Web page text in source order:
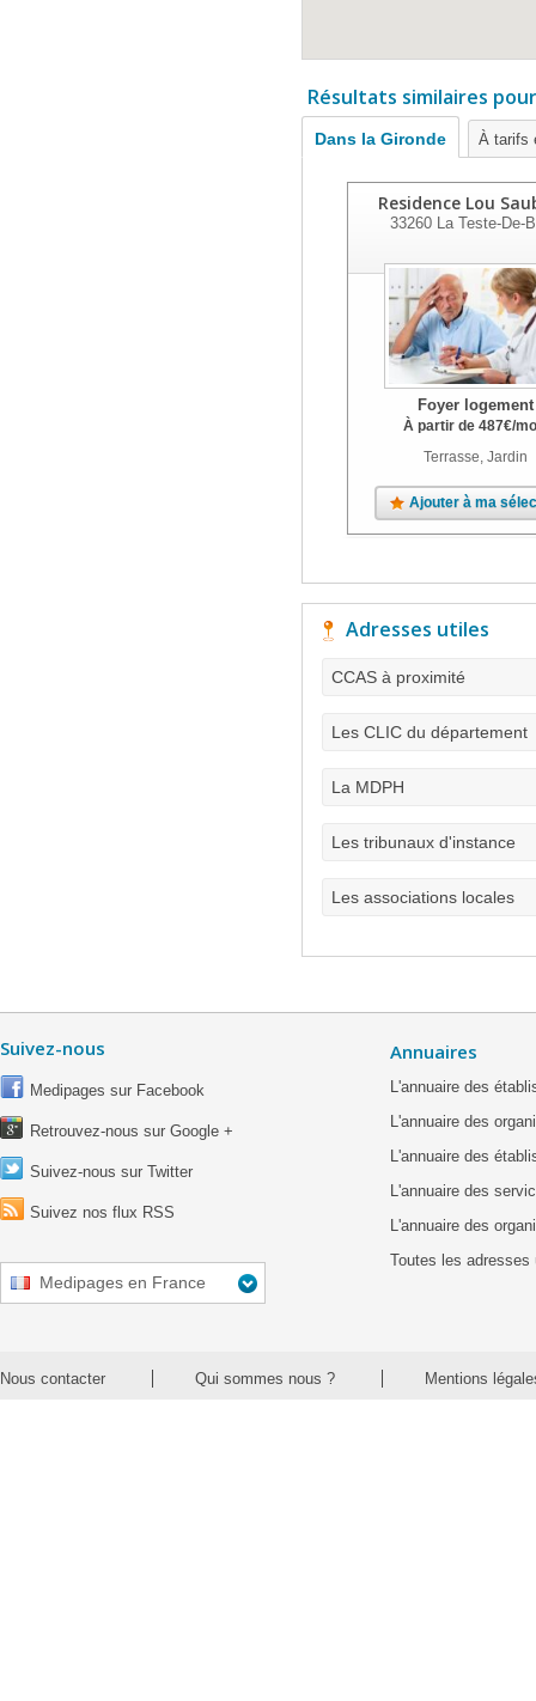
Résultats similaires
Dans la Gironde À tarifs
Residence Lou
33260 La Teste-De-
Foyer logement
À partir de 487€/
Terrasse, Jardin
Ajouter à ma
Adresses utiles
CCAS à proximité
Les CLIC du département
La MDPH
Les tribunaux d'instance
Les associations locales
Suivez-nous
Medipages sur Facebook
Retrouvez-nous sur Google +
Suivez-nous sur Twitter
Suivez nos flux RSS
Medipages en France
Annuaires
L'annuaire des
L'annuaire des
L'annuaire des
L'annuaire des
L'annuaire des
Toutes les adresses
Nous contacter Qui sommes nous ? Mentions